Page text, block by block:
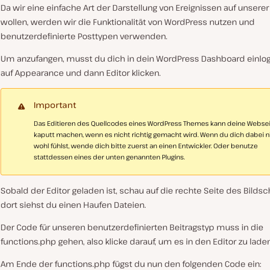
Da wir eine einfache Art der Darstellung von Ereignissen auf
wollen, werden wir die Funktionalität von WordPress nutzen und
benutzerdefinierte Posttypen verwenden.
Um anzufangen, musst du dich in dein WordPress Dashboard
aufAppearance und dann Editorklicken.
Important
Das Editieren des Quellcodes eines WordPress Themes kann deine
kaputt machen, wenn es nicht richtig gemacht wird. Wenn du dich dabei
wohl fühlst, wende dich bitte zuerst an einen Entwickler. Oder benutze
stattdessen eines der unten genannten Plugins.
Sobald der Editor geladen ist, schau auf die rechte Seite des
dort siehst du einen Haufen Dateien.
Der Code für unseren benutzerdefinierten Beitragstyp muss in die
functions.php gehen, also klicke darauf, um es in den Editor zu
Am Ende derfunctions.php fügst du nun den folgenden Code ein: